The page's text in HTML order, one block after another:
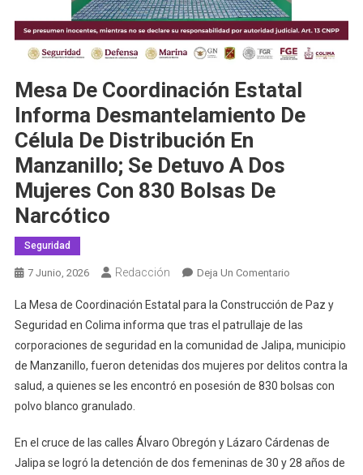
Mesa De Coordinación Estatal
Informa Desmantelamiento De
Célula De Distribución En
Manzanillo; Se Detuvo A Dos
Mujeres Con 830 Bolsas De
Narcótico
Seguridad
7 Junio, 2026 Redacción Deja Un ComentarioEn
De
Coordinación
Estatal
Informa
De
Distribución
La Mesa de Coordinación Estatal para la Construcción de Paz y
Seguridad en Colima informa que tras el patrullaje de las
corporaciones de seguridad en la comunidad de Jalipa, municipio
de Manzanillo, fueron detenidas dos mujeres por delitos contra la
salud, a quienes se les encontró en posesión de 830 bolsas con
polvo blanco granulado.
En el cruce de las calles Álvaro Obregón y Lázaro Cárdenas de
Jalipa se logró la detención de dos femeninas de 30 y 28 años de